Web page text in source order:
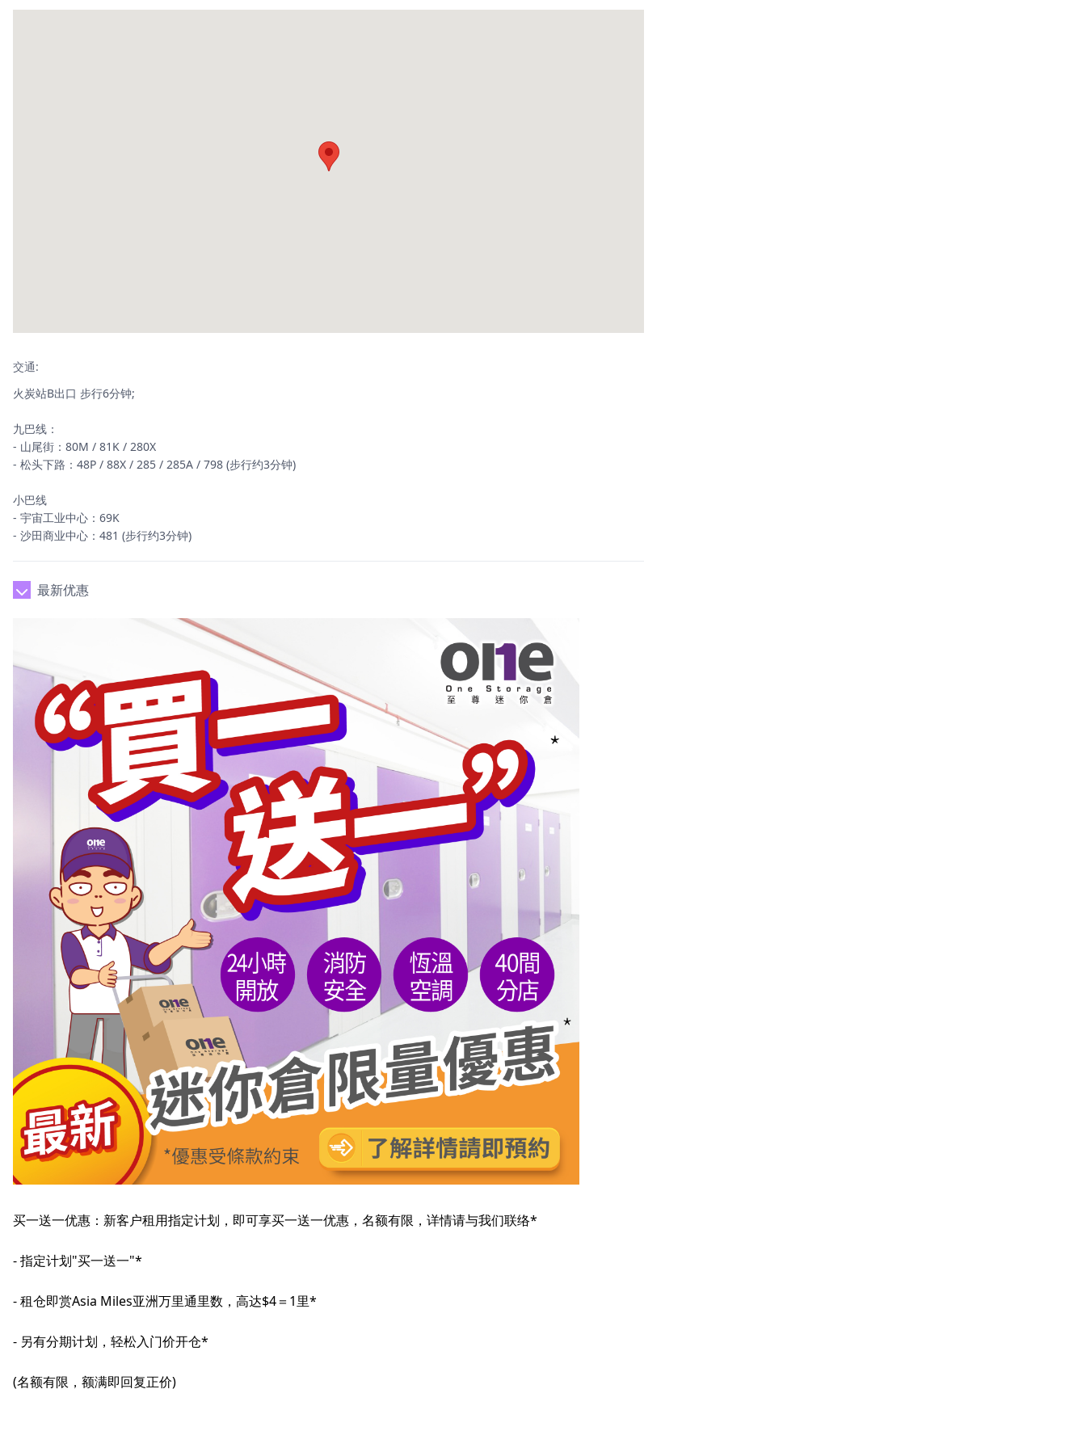
交通:
火炭站B出口 步行6分钟;
九巴线：
- 山尾街：80M / 81K / 280X
- 松头下路：48P / 88X / 285 / 285A / 798 (步行约3分钟)
小巴线
- 宇宙工业中心：69K
- 沙田商业中心：481 (步行约3分钟)
最新优惠
买一送一优惠：新客户租用指定计划，即可享买一送一优惠，名额有限，详情请与我们联络*
- 指定计划"买一送一"*
- 租仓即赏Asia Miles亚洲万里通里数，高达$4＝1里*
- 另有分期计划，轻松入门价开仓*
(名额有限，额满即回复正价)